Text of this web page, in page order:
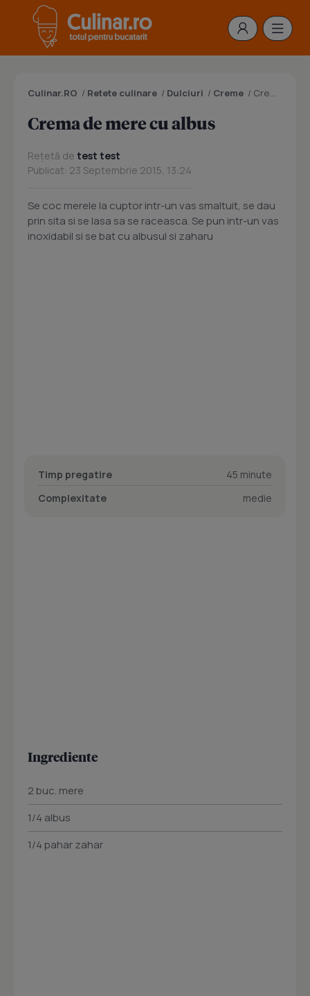
Culinar.RO / Retete culinare / Dulciuri / Creme / Crema de mere cu albus
Crema de mere cu albus
Rețetă de test test
Publicat: 23 Septembrie 2015, 13:24
Se coc merele la cuptor intr-un vas smaltuit, se dau
prin sita si se lasa sa se raceasca. Se pun intr-un vas
inoxidabil si se bat cu albusul si zaharu
Timp pregatire
45 minute
Complexitate
medie
Ingrediente
2 buc. mere
1/4 albus
1/4 pahar zahar